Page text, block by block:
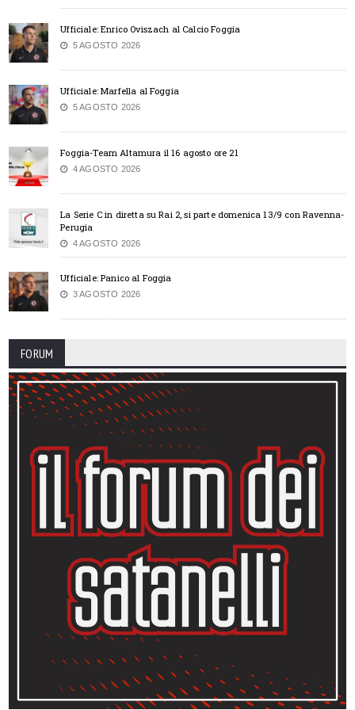
Ufficiale: Enrico Oviszach al Calcio Foggia
5 AGOSTO 2026
Ufficiale: Marfella al Foggia
5 AGOSTO 2026
Foggia-Team Altamura il 16 agosto ore 21
4 AGOSTO 2026
La Serie C in diretta su Rai 2, si parte domenica 13/9 con Ravenna-
Perugia
4 AGOSTO 2026
Ufficiale: Panico al Foggia
3 AGOSTO 2026
FORUM